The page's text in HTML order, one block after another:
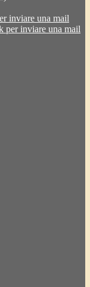
inviare una mail
per inviare una mail